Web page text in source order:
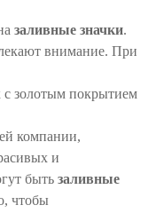
заливные значки.
внимание. При
с золотым покрытием
компании,
и
быть заливные
чтобы